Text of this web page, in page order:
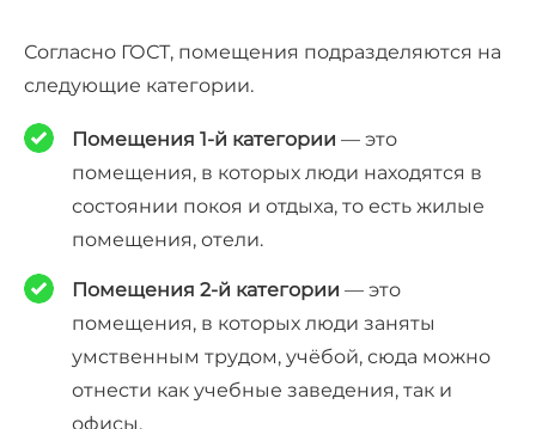
Согласно ГОСТ, помещения подразделяются на
следующие категории.
Помещения 1-й категории — это
помещения, в которых люди находятся в
состоянии покоя и отдыха, то есть жилые
помещения, отели.
Помещения 2-й категории — это
помещения, в которых люди заняты
умственным трудом, учёбой, сюда можно
отнести как учебные заведения, так и
офисы.